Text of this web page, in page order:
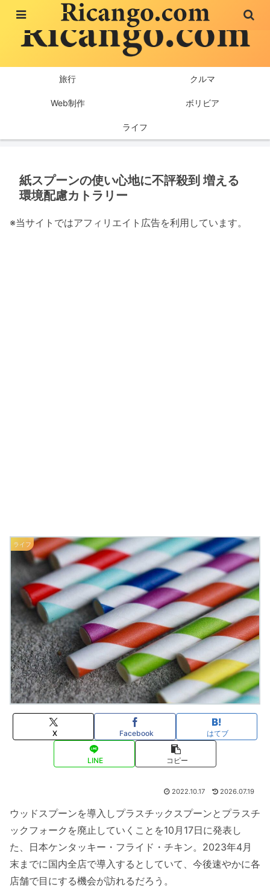
旅行 クルマ
Web制作 ボリビア
ライフ
紙スプーンの使い心地に不評殺到 増える
環境配慮カトラリー
※当サイトではアフィリエイト広告を利用しています。
ライフ
X Facebook はてブ
LINE コピー
2022.10.17 2026.07.19
ウッドスプーンを導入しプラスチックスプーンとプラスチ
ックフォークを廃止していくことを10月17日に発表し
た、日本ケンタッキー・フライド・チキン。2023年4月
末までに国内全店で導入するとしていて、今後速やかに各
店舗で目にする機会が訪れるだろう。